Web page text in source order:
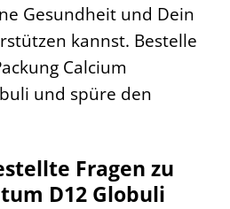
Gesundheit und Dein
kannst. Bestelle
Calcium
und spüre den
Fragen zu
D12 Globuli